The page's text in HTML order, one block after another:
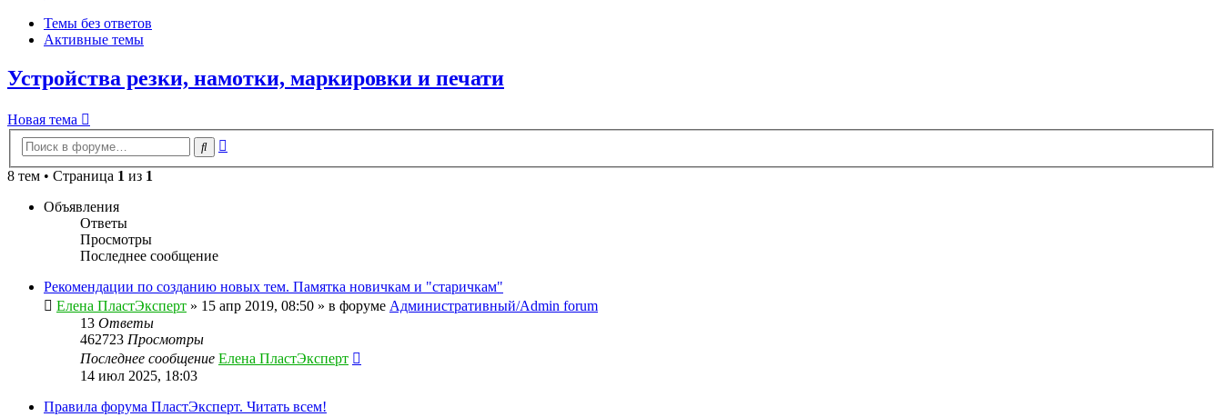
Темы без ответов
Активные темы
Устройства резки, намотки, маркировки и печати
Новая тема
Поиск
8 тем • Страница 1 из 1
Объявления
Ответы
Просмотры
Последнее сообщение
Рекомендации по созданию новых тем. Памятка новичкам и "старичкам"
Елена ПластЭксперт » 15 апр 2019, 08:50 » в форуме Административный/Admin forum
13 Ответы
462723 Просмотры
Последнее сообщение Елена ПластЭксперт
14 июл 2025, 18:03
Правила форума ПластЭксперт. Читать всем!